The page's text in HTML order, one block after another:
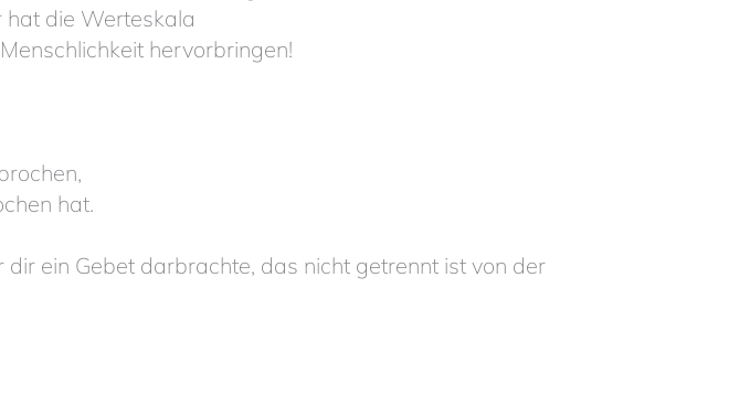
hat die Werteskala
hervorbringen!
hat.
ein Gebet darbrachte, das nicht getrennt ist von der